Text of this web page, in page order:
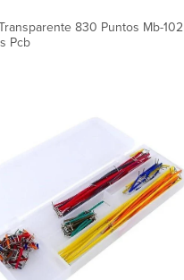
830 Puntos Mb-102
Pcb